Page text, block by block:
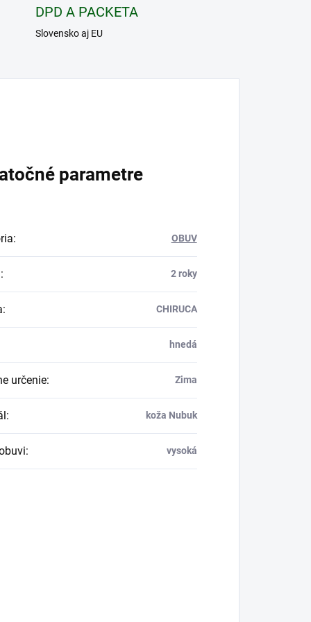
DPD A PACKETA
Slovensko aj EU
parametre
: OBUV
: 2 roky
: CHIRUCA
hnedá
určenie: Zima
: koža Nubuk
: vysoká